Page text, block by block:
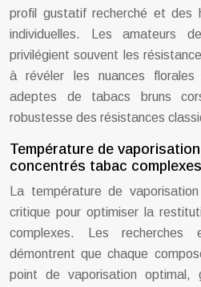
profil gustatif recherché et des
individuelles. Les amateurs
privilégient souvent les
à révéler les nuances
adeptes de tabacs bruns
robustesse des résistances
Température de
concentrés tabac complexes
La température de
critique pour optimiser la
complexes. Les recherches
démontrent que chaque
point de vaporisation optimal,